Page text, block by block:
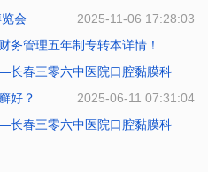
会
2025-11-06 17:28:03
务管理五年制专转本详情！
2025-07-07 09:26:07
春三零六中医院口腔黏膜科
2025-06-14 08:14:10
好？
2025-06-11 07:31:04
春三零六中医院口腔黏膜科